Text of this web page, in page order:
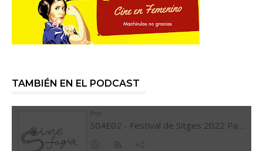
TAMBIÉN EN EL PODCAST